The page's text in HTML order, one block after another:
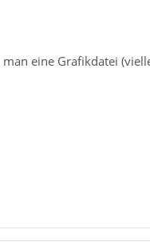
eine Grafikdatei